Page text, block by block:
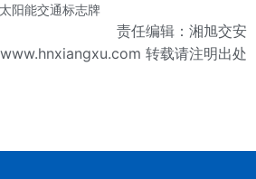
阳能交通标志牌
责任编辑：湘旭交安
转载请注明出处